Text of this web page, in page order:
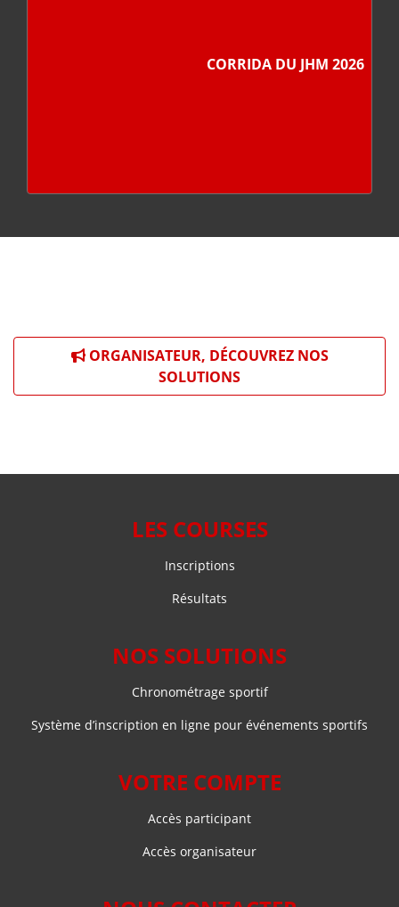
CORRIDA DU JHM 2026
ORGANISATEUR, DÉCOUVREZ NOS
SOLUTIONS
LES COURSES
Inscriptions
Résultats
NOS SOLUTIONS
Chronométrage sportif
Système d’inscription en ligne pour événements sportifs
VOTRE COMPTE
Accès participant
Accès organisateur